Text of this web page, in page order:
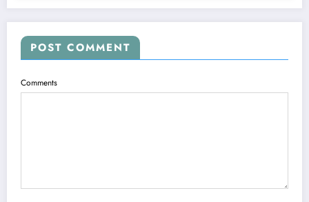
POST COMMENT
Comments